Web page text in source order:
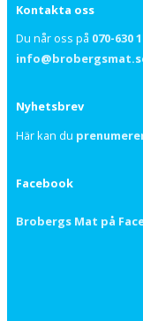
Kontakta oss
Du når oss på 070-630
Nyhetsbrev
Här kan du
Facebook
Brobergs Mat på